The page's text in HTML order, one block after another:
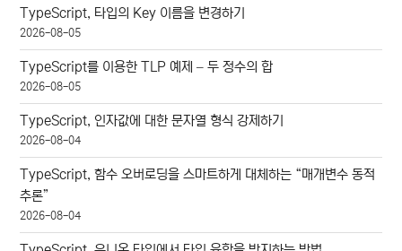
TypeScript, 타입의 Key 이름을 변경하기
2026-08-05
TypeScript를 이용한 TLP 예제 – 두 정수의 합
2026-08-05
TypeScript, 인자값에 대한 문자열 형식 강제하기
2026-08-04
TypeScript, 함수 오버로딩을 스마트하게 대체하는 “매개변수 동적
추론”
2026-08-04